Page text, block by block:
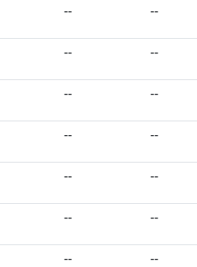
-- --
-- --
-- --
-- --
-- --
-- --
-- --